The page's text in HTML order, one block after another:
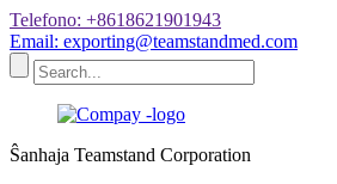
Telefono: +8618621901943
Email: exporting@teamstandmed.com
Ŝanhaja Teamstand Corporation